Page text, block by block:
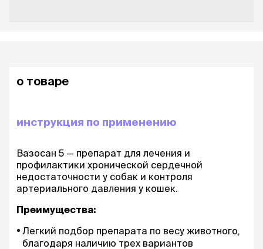
о товаре
инструкция по применению
Вазосан 5 — препарат для лечения и
профилактики хронической сердечной
недостаточности у собак и контроля
артериального давления у кошек.
Преимущества:
Легкий подбор препарата по весу животного,
благодаря наличию трех вариантов